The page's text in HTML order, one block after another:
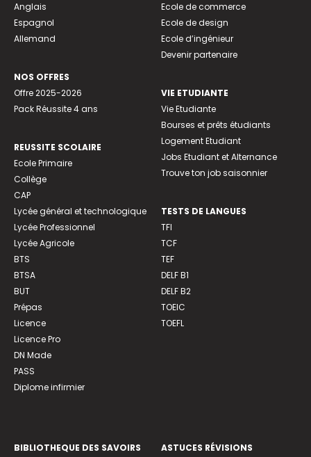
Anglais
Espagnol
Allemand
NOS OFFRES
Offre 2025-2026
Pack Réussite 4 ans
REUSSITE SCOLAIRE
Ecole Primaire
Collège
CAP
Lycée général et technologique
Lycée Professionnel
Lycée Agricole
BTS
BTSA
BUT
Prépas
Licence
Licence Pro
DN Made
PASS
Diplome infirmier
Ecole de commerce
Ecole de design
Ecole d’ingénieur
Devenir partenaire
VIE ETUDIANTE
Vie Etudiante
Bourses et prêts étudiants
Logement Etudiant
Jobs Etudiant et Alternance
Trouve ton job saisonnier
TESTS DE LANGUES
TFI
TCF
TEF
DELF B1
DELF B2
TOEIC
TOEFL
BIBLIOTHEQUE DES SAVOIRS
ASTUCES RÉVISIONS